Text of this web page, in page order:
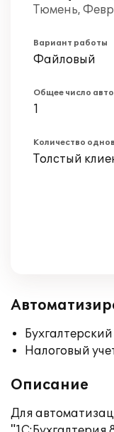
Тюмень,
Вариант работы
Файловый
Общее число
1
Количество
Толстый
Бухгалтерский
Налоговый
Описание
Для